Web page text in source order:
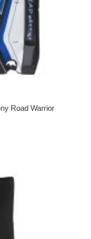
Road Warrior